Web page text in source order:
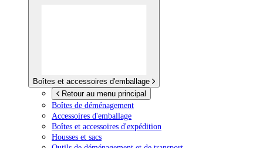
Boîtes et accessoires d'emballage
Retour au menu principal
Boîtes de déménagement
Accessoires d'emballage
Boîtes et accessoires d'expédition
Housses et sacs